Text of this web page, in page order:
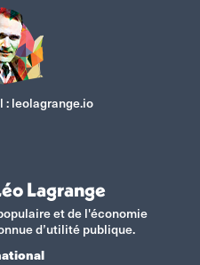
: leolagrange.io
Lagrange
et de l'économie
d’utilité publique.